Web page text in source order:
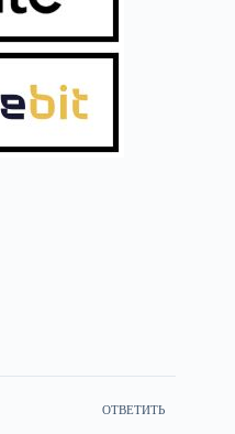
ОТВЕТИТЬ